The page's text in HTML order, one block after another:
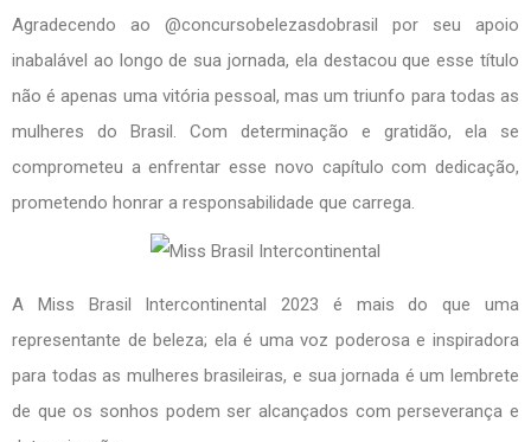
Agradecendo ao @concursobelezasdobrasil por seu apoio
inabalável ao longo de sua jornada, ela destacou que esse título
não é apenas uma vitória pessoal, mas um triunfo para todas as
mulheres do Brasil. Com determinação e gratidão, ela se
comprometeu a enfrentar esse novo capítulo com dedicação,
prometendo honrar a responsabilidade que carrega.
A Miss Brasil Intercontinental 2023 é mais do que uma
representante de beleza; ela é uma voz poderosa e inspiradora
para todas as mulheres brasileiras, e sua jornada é um lembrete
de que os sonhos podem ser alcançados com perseverança e